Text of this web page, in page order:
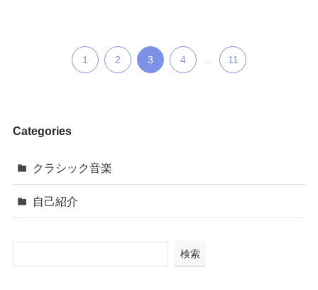
1 2 3 4 ... 11
Categories
クラシック音楽
自己紹介
検索